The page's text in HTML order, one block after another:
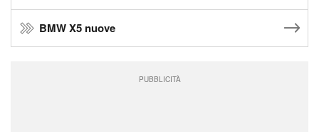
BMW X5 nuove
PUBBLICITÀ